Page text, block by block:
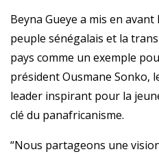
Beyna Gueye a mis en
peuple sénégalais et la
pays comme un exemple
président Ousmane Sonko,
leader inspirant pour la
clé du panafricanisme.
“Nous partageons une